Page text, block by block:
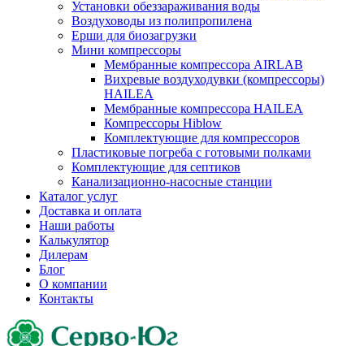
Установки обеззараживания воды
Воздуховоды из полипропилена
Ерши для биозагрузки
Мини компрессоры
Мембранные компрессора AIRLAB
Вихревые воздуходувки (компрессоры)
HAILEA
Мембранные компрессора HAILEA
Компрессоры Hiblow
Комплектующие для компрессоров
Пластиковые погреба с готовыми полками
Комплектующие для септиков
Канализационно-насосные станции
Каталог услуг
Доставка и оплата
Наши работы
Калькулятор
Дилерам
Блог
О компании
Контакты